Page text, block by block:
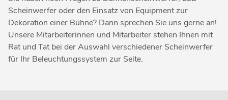
Scheinwerfer oder den Einsatz von Equipment zur
Dekoration einer Bühne? Dann sprechen Sie uns gerne an!
Unsere Mitarbeiterinnen und Mitarbeiter stehen Ihnen mit
Rat und Tat bei der Auswahl verschiedener Scheinwerfer
für Ihr Beleuchtungssystem zur Seite.